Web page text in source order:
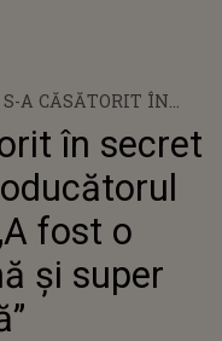
S-A CĂSĂTORIT ÎN
REGIZORUL ȘI
TAIKA
FOST O CEREMONIE
SPECIALĂ”
în secret
fost o
și super